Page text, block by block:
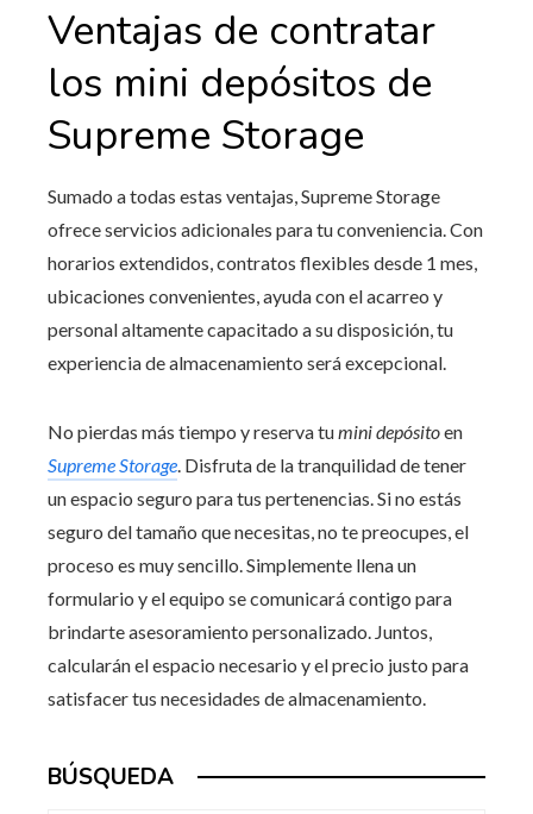
Ventajas de contratar
los mini depósitos de
Supreme Storage
Sumado a todas estas ventajas, Supreme Storage
ofrece servicios adicionales para tu conveniencia. Con
horarios extendidos, contratos flexibles desde 1 mes,
ubicaciones convenientes, ayuda con el acarreo y
personal altamente capacitado a su disposición, tu
experiencia de almacenamiento será excepcional.
No pierdas más tiempo y reserva tumini depósitoen
Supreme Storage. Disfruta de la tranquilidad de tener
un espacio seguro para tus pertenencias. Si no estás
seguro del tamaño que necesitas, no te preocupes, el
proceso es muy sencillo. Simplemente llena un
formulario y el equipo se comunicará contigo para
brindarte asesoramiento personalizado. Juntos,
calcularán el espacio necesario y el precio justo para
satisfacer tus necesidades de almacenamiento.
BÚSQUEDA